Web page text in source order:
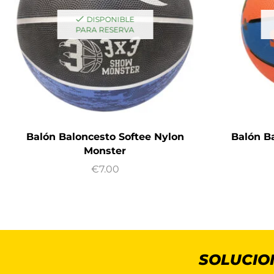
DISPONIBLE
PARA RESERVA
Balón Baloncesto Softee Nylon
Monster
€7.00
Balón